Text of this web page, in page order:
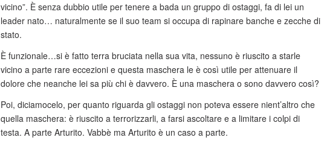
vicino”. È senza dubbio utile per tenere a bada un gruppo di ostaggi, fa di lei un
leader nato… naturalmente se il suo team si occupa di rapinare banche e zecche di
stato.
È funzionale…si è fatto terra bruciata nella sua vita, nessuno è riuscito a starle
vicino a parte rare eccezioni e questa maschera le è così utile per attenuare il
dolore che neanche lei sa più chi è davvero. È una maschera o sono davvero così?
Poi, diciamocelo, per quanto riguarda gli ostaggi non poteva essere nient’altro che
quella maschera: è riuscito a terrorizzarli, a farsi ascoltare e a limitare i colpi di
testa. A parte Arturito. Vabbè ma Arturito è un caso a parte.